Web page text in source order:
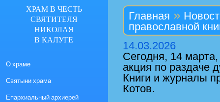
Главная »
православной
14.03.2026
Сегодня, 14
акция по раздаче
Книги и журналы
Котов.
ХРАМ В ЧЕСТЬ
СВЯТИТЕЛЯ
НИКОЛАЯ
В КАЛУГЕ
О храме
Святыни храма
Епархиальный архиерей